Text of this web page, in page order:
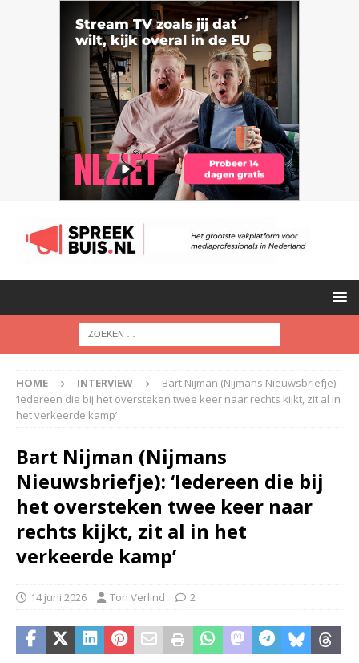
HOME INTERVIEW
Bart Nijman (Nijmans Nieuwsbriefje):
‘Iedereen die bij het oversteken twee keer naar rechts kijkt, zit al in
het verkeerde kamp’
Bart Nijman (Nijmans
Nieuwsbriefje): ‘Iedereen die bij
het oversteken twee keer naar
rechts kijkt, zit al in het
verkeerde kamp’
14 juni 2026 Ton Verlind 2